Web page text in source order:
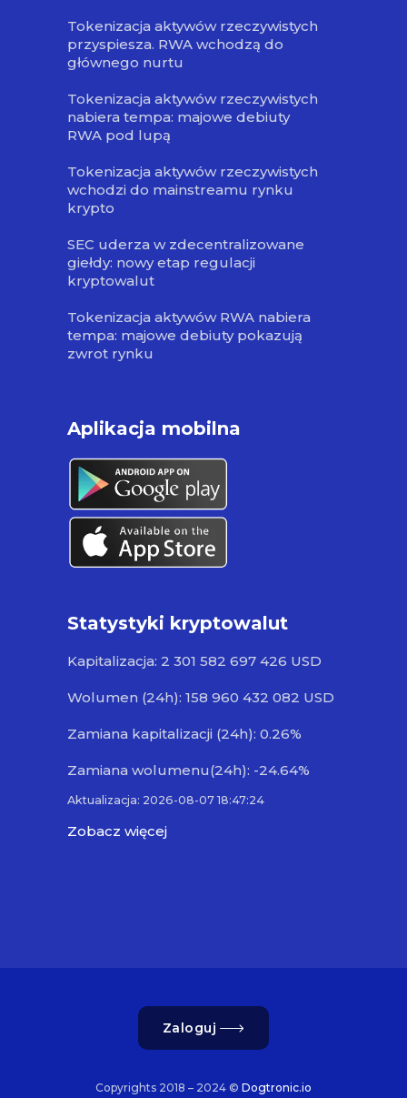
Tokenizacja aktywów rzeczywistych
przyspiesza. RWA wchodzą do
głównego nurtu
Tokenizacja aktywów rzeczywistych
nabiera tempa: majowe debiuty
RWA pod lupą
Tokenizacja aktywów rzeczywistych
wchodzi do mainstreamu rynku
krypto
SEC uderza w zdecentralizowane
giełdy: nowy etap regulacji
kryptowalut
Tokenizacja aktywów RWA nabiera
tempa: majowe debiuty pokazują
zwrot rynku
Aplikacja mobilna
Statystyki kryptowalut
Kapitalizacja: 2 301 582 697 426 USD
Wolumen (24h): 158 960 432 082 USD
Zamiana kapitalizacji (24h): 0.26%
Zamiana wolumenu(24h): -24.64%
Aktualizacja: 2026-08-07 18:47:24
Zobacz więcej
Zaloguj
Copyrights 2018 – 2024 © Dogtronic.io